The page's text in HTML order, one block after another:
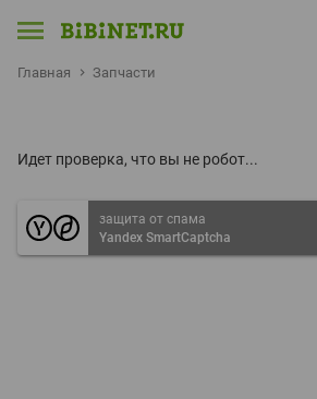
Главная Запчасти
Идет проверка, что вы не робот...
защита от спама
Yandex SmartCaptcha